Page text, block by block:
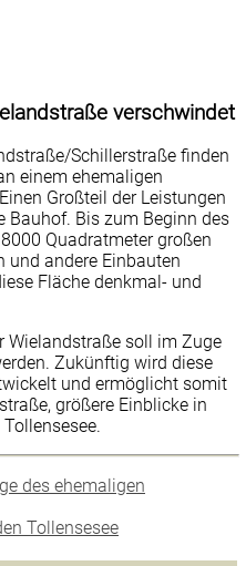
verschwindet
Schillerstraße finden
einem ehemaligen
Großteil der Leistungen
Bauhof. Bis zum Beginn des
Quadratmeter großen
und andere Einbauten
Fläche denkmal- und
Wielandstraße soll im Zuge
Zukünftig wird diese
und ermöglicht somit
größere Einblicke in
des ehemaligen
Tollensesee